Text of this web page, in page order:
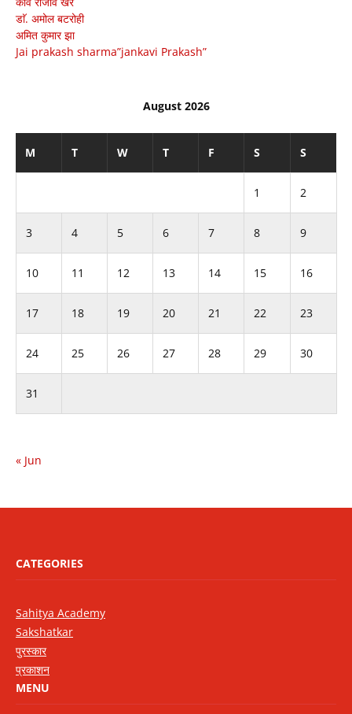
डाॅ. अमोल बटरोही
अमित कुमार झा
Jai prakash sharma”jankavi Prakash”
August 2026
M T W T F S S
1 2
3 4 5 6 7 8 9
10 11 12 13 14 15 16
17 18 19 20 21 22 23
24 25 26 27 28 29 30
31
« Jun
CATEGORIES
Sahitya Academy
Sakshatkar
पुरस्कार
प्रकाशन
MENU